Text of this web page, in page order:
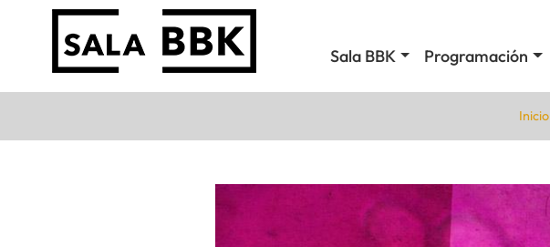
Sala BBK Programación
Inicio